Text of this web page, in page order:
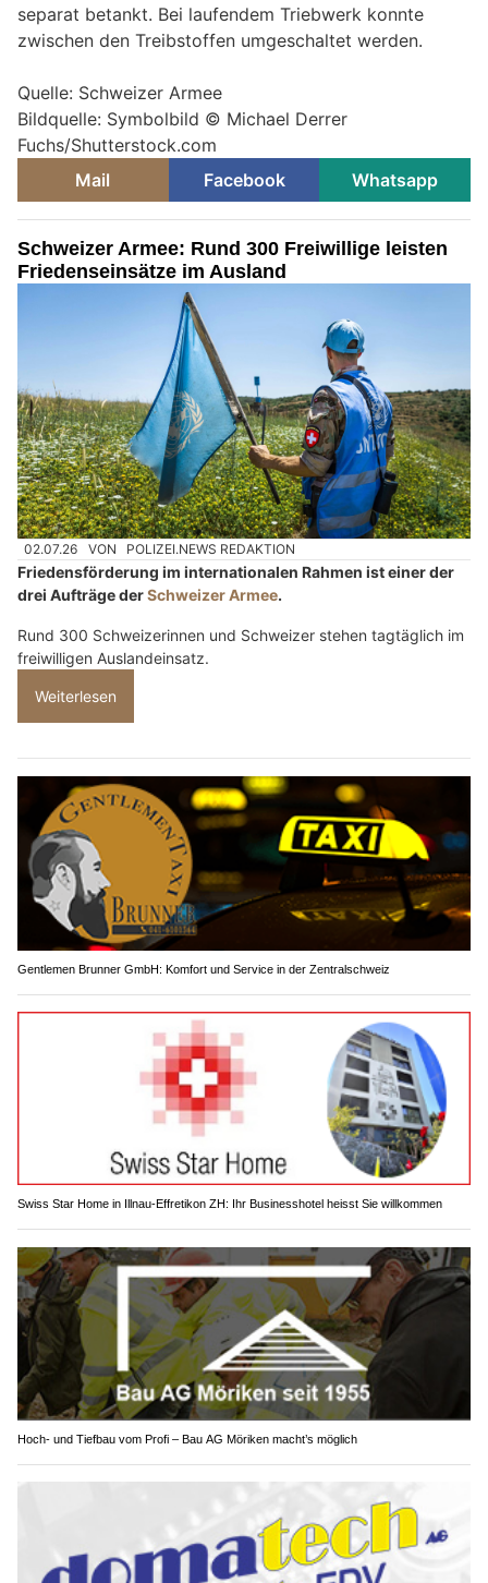
separat betankt. Bei laufendem Triebwerk konnte
zwischen den Treibstoffen umgeschaltet werden.
Quelle: Schweizer Armee
Bildquelle: Symbolbild © Michael Derrer
Fuchs/Shutterstock.com
Mail
Facebook Whatsapp
Schweizer Armee: Rund 300 Freiwillige leisten
Friedenseinsätze im Ausland
02.07.26 VON POLIZEI.NEWS REDAKTION
Friedensförderung im internationalen Rahmen ist einer der
drei Aufträge derSchweizer Armee.
Rund 300 Schweizerinnen und Schweizer stehen tagtäglich im
freiwilligen Auslandeinsatz.
Weiterlesen
Gentlemen Brunner GmbH: Komfort und Service in der Zentralschweiz
Swiss Star Home in Illnau-Effretikon ZH: Ihr Businesshotel heisst Sie willkommen
Hoch- und Tiefbau vom Profi – Bau AG Möriken macht’s möglich